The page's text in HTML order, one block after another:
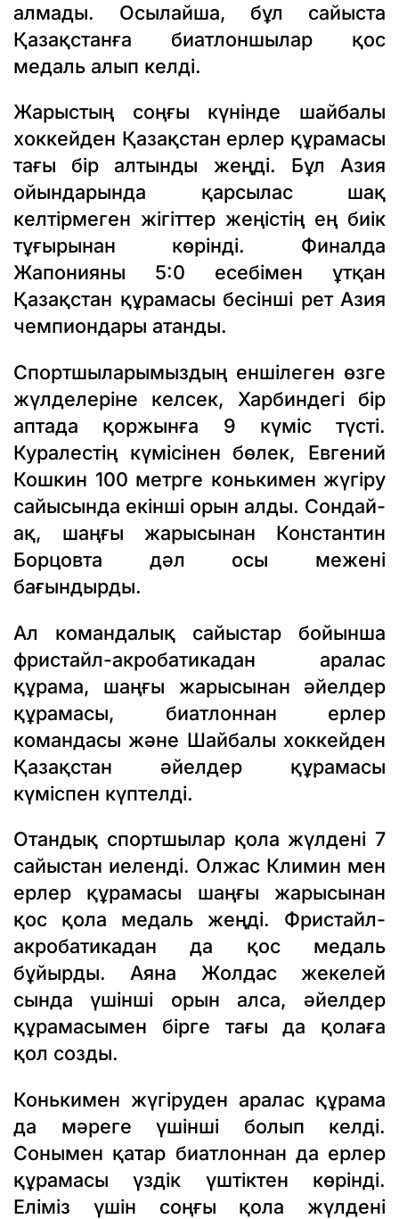
алмады. Осылайша, бұл сайыста
Қазақстанға биатлоншылар қос
медаль алып келді.
Жарыстың соңғы күнінде шайбалы
хоккейден Қазақстан ерлер құрамасы
тағы бір алтынды жеңді. Бұл Азия
ойындарында қарсылас шақ
келтірмеген жігіттер жеңістің ең биік
тұғырынан көрінді. Финалда
Жапонияны 5:0 есебімен ұтқан
Қазақстан құрамасы бесінші рет Азия
чемпиондары атанды.
Спортшыларымыздың еншілеген өзге
жүлделеріне келсек, Харбиндегі бір
аптада қоржынға 9 күміс түсті.
Куралестің күмісінен бөлек, Евгений
Кошкин 100 метрге конькимен жүгіру
сайысында екінші орын алды. Сондай-
ақ, шаңғы жарысынан Константин
Борцовта дәл осы межені
бағындырды.
Ал командалық сайыстар бойынша
фристайл-акробатикадан аралас
құрама, шаңғы жарысынан әйелдер
құрамасы, биатлоннан ерлер
командасы және Шайбалы хоккейден
Қазақстан әйелдер құрамасы
күміспен күптелді.
Отандық спортшылар қола жүлдені 7
сайыстан иеленді. Олжас Климин мен
ерлер құрамасы шаңғы жарысынан
қос қола медаль жеңді. Фристайл-
акробатикадан да қос медаль
бұйырды. Аяна Жолдас жекелей
сында үшінші орын алса, әйелдер
құрамасымен бірге тағы да қолаға
қол созды.
Конькимен жүгіруден аралас құрама
да мәреге үшінші болып келді.
Сонымен қатар биатлоннан да ерлер
құрамасы үздік үштіктен көрінді.
Еліміз үшін соңғы қола жүлдені